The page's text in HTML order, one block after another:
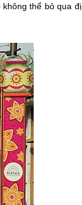
thể bỏ qua